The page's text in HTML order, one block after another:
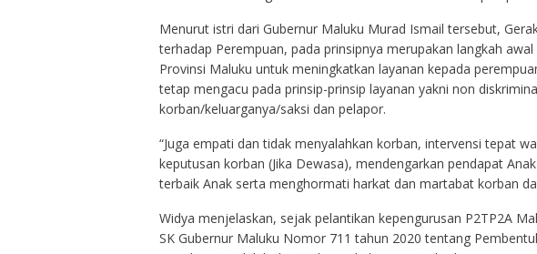
Menurut istri dari Gubernur Maluku Murad Ismail tersebut,
terhadap Perempuan, pada prinsipnya merupakan langkah
Provinsi Maluku untuk meningkatkan layanan kepada
tetap mengacu pada prinsip-prinsip layanan yakni non
korban/keluarganya/saksi dan pelapor.
“Juga empati dan tidak menyalahkan korban, intervensi tepat
keputusan korban (Jika Dewasa), mendengarkan pendapat
terbaik Anak serta menghormati harkat dan martabat korban
Widya menjelaskan, sejak pelantikan kepengurusan P2TP2A
SK Gubernur Maluku Nomor 711 tahun 2020 tentang